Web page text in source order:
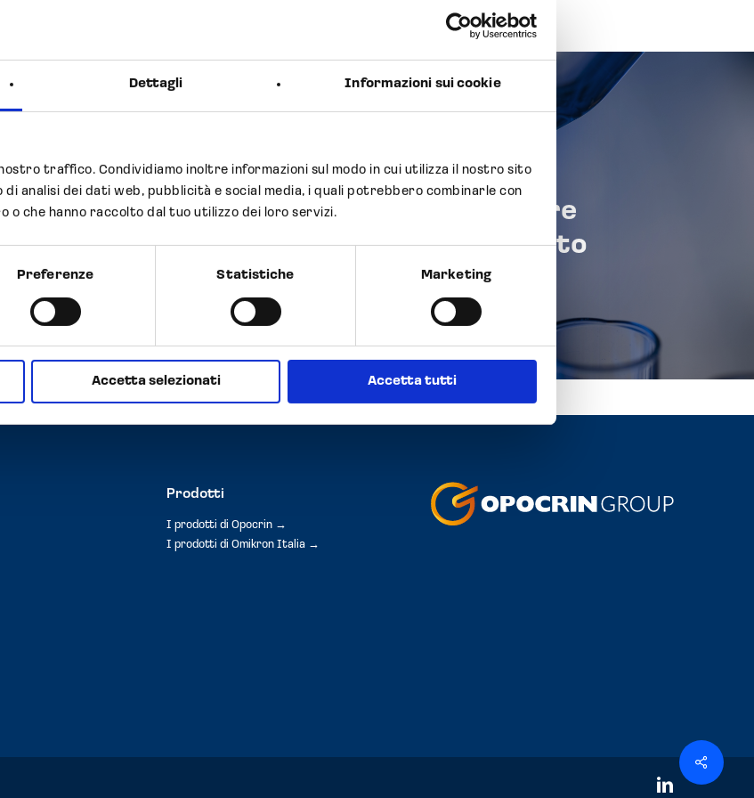
Dettagli Informazioni sui cookie
traffico. Condividiamo inoltre informazioni sul modo in cui utilizza il nostro sito
analisi dei dati web, pubblicità e social media, i quali potrebbero combinarle con
o che hanno raccolto dal tuo utilizzo dei loro servizi.
Preferenze Statistiche Marketing
Accetta selezionati Accetta tutti
Inizia la produzione di
Surfattante polmonare
suino nel nuovo impianto
dedicato
Prodotti
I prodotti di Opocrin →
I prodotti di Omikron Italia →
linkedin